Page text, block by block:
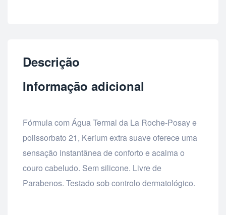
Descrição
Informação adicional
Fórmula com Água Termal da La Roche-Posay e
polissorbato 21, Kerium extra suave oferece uma
sensação instantânea de conforto e acalma o
couro cabeludo. Sem silicone. Livre de
Parabenos. Testado sob controlo dermatológico.